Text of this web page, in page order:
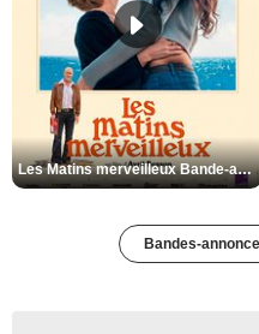
Les Matins merveilleux Bande-annonce VF
Bandes-